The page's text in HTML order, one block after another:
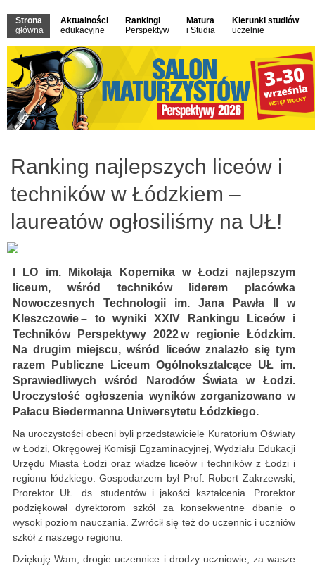
Strona
główna
Aktualności
edukacyjne
Rankingi
Perspektyw
Matura
i Studia
Kierunki studiów
uczelnie
Ranking najlepszych liceów i
techników w Łódzkiem –
laureatów ogłosiliśmy na UŁ!
I LO im. Mikołaja Kopernika w Łodzi najlepszym
liceum, wśród techników liderem placówka
Nowoczesnych Technologii im. Jana Pawła II w
Kleszczowie – to wyniki XXIV Rankingu Liceów i
Techników Perspektywy 2022 w regionie Łódzkim.
Na drugim miejscu, wśród liceów znalazło się tym
razem Publiczne Liceum Ogólnokształcące UŁ im.
Sprawiedliwych wśród Narodów Świata w Łodzi.
Uroczystość ogłoszenia wyników zorganizowano w
Pałacu Biedermanna Uniwersytetu Łódzkiego.
Na uroczystości obecni byli przedstawiciele Kuratorium Oświaty
w Łodzi, Okręgowej Komisji Egzaminacyjnej, Wydziału Edukacji
Urzędu Miasta Łodzi oraz władze liceów i techników z Łodzi i
regionu łódzkiego. Gospodarzem był Prof. Robert Zakrzewski,
Prorektor UŁ. ds. studentów i jakości kształcenia. Prorektor
podziękował dyrektorom szkół za konsekwentne dbanie o
wysoki poziom nauczania. Zwrócił się też do uczennic i uczniów
szkół z naszego regionu.
Dziękuję Wam, drogie uczennice i drodzy uczniowie, za wasze